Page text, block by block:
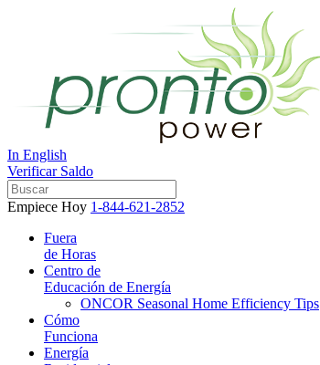
In English
Verificar Saldo
Empiece Hoy 1-844-621-2852
Fuera
de Horas
Centro de
Educación de Energía
ONCOR Seasonal Home Efficiency Tips
Cómo
Funciona
Energía